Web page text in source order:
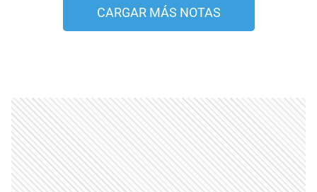
CARGAR MÁS NOTAS